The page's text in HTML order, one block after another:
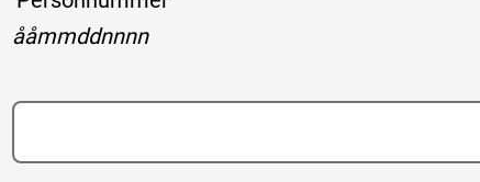
enligt följande mönster:
ååmmddnnnn